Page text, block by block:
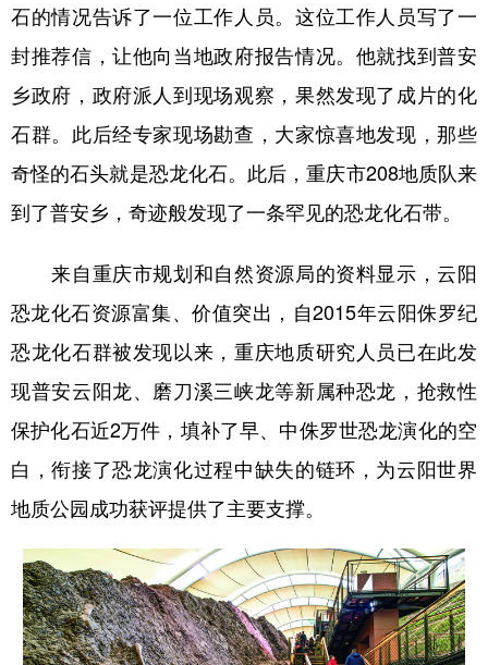
石的情况告诉了一位工作人员。这位工作人员写了一
封推荐信，让他向当地政府报告情况。他就找到普安
乡政府，政府派人到现场观察，果然发现了成片的化
石群。此后经专家现场勘查，大家惊喜地发现，那些
奇怪的石头就是恐龙化石。此后，重庆市208地质队来
到了普安乡，奇迹般发现了一条罕见的恐龙化石带。
来自重庆市规划和自然资源局的资料显示，云阳
恐龙化石资源富集、价值突出，自2015年云阳侏罗纪
恐龙化石群被发现以来，重庆地质研究人员已在此发
现普安云阳龙、磨刀溪三峡龙等新属种恐龙，抢救性
保护化石近2万件，填补了早、中侏罗世恐龙演化的空
白，衔接了恐龙演化过程中缺失的链环，为云阳世界
地质公园成功获评提供了主要支撑。